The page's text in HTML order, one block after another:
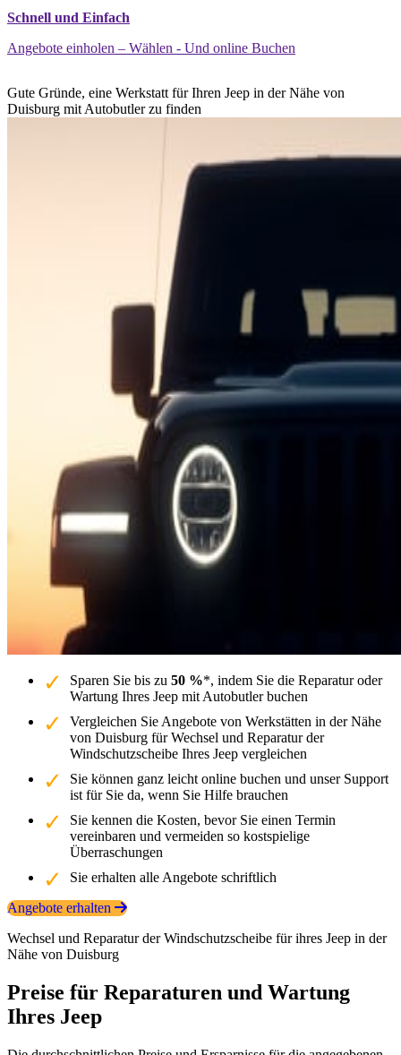
Schnell und Einfach
Angebote einholen – Wählen - Und online Buchen
Gute Gründe, eine Werkstatt für Ihren Jeep in der Nähe von
Duisburg mit Autobutler zu finden
Sparen Sie bis zu 50 %*, indem Sie die Reparatur oder
Wartung Ihres Jeep mit Autobutler buchen
Vergleichen Sie Angebote von Werkstätten in der Nähe
von Duisburg für Wechsel und Reparatur der
Windschutzscheibe Ihres Jeep vergleichen
Sie können ganz leicht online buchen und unser Support
ist für Sie da, wenn Sie Hilfe brauchen
Sie kennen die Kosten, bevor Sie einen Termin
vereinbaren und vermeiden so kostspielige
Überraschungen
Sie erhalten alle Angebote schriftlich
Angebote erhalten
Wechsel und Reparatur der Windschutzscheibe für ihres Jeep in der
Nähe von Duisburg
Preise für Reparaturen und Wartung
Ihres Jeep